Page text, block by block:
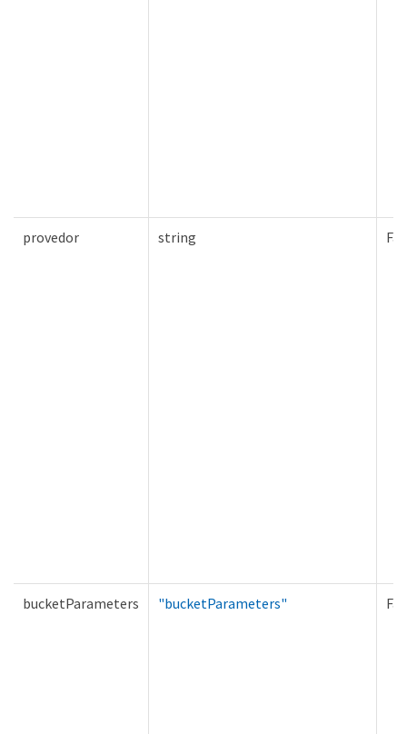
provedor string
bucketParameters "bucketParameters"